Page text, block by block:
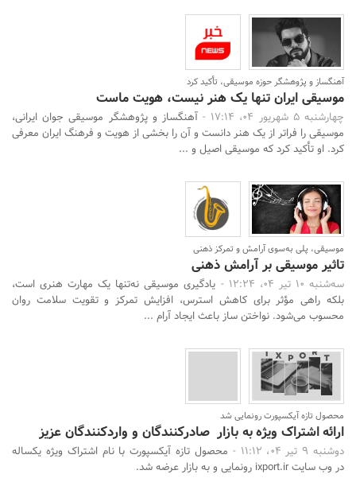
آهنگساز و پژوهشگر حوزه موسیقی، تأکید کرد
موسیقی ایران تنها یک هنر نیست، هویت ماست
چهارشنبه 5 شهریور 04، 17:14 -
آهنگساز و پژوهشگر موسیقی جوان ایرانی،
موسیقی را فراتر از یک هنر دانست و آن را بخشی از هویت و فرهنگ ایران معرفی
کرد. او تأکید کرد که موسیقی اصیل و ...
موسیقی، پلی به‌سوی آرامش و تمرکز ذهنی
تاثیر موسیقی بر آرامش ذهنی
سه‌شنبه 10 تیر 04، 12:24 -
یادگیری موسیقی نه‌تنها یک مهارت هنری است،
بلکه راهی مؤثر برای کاهش استرس، افزایش تمرکز و تقویت سلامت روان
محسوب می‌شود. نواختن ساز باعث ایجاد آرام ...
محصول تازه آیکسپورت رونمایی شد
ارائه اشتراک ویژه به بازار صادرکنندگان و واردکنندگان عزیز
دوشنبه 9 تیر 04، 11:12 -
محصول تازه آیکسپورت با نام اشتراک ویژه یکساله
در وب سایت ixport.ir رونمایی و به بازار عرضه شد.